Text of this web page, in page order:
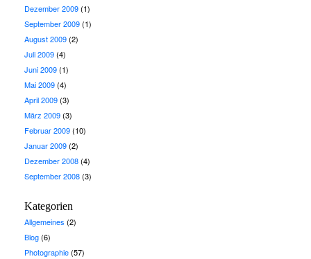
Dezember 2009(1)
September 2009(1)
August 2009(2)
Juli 2009(4)
Juni 2009(1)
Mai 2009(4)
April 2009(3)
März 2009(3)
Februar 2009(10)
Januar 2009(2)
Dezember 2008(4)
September 2008(3)
Kategorien
Allgemeines (2)
Blog(6)
Photographie(57)